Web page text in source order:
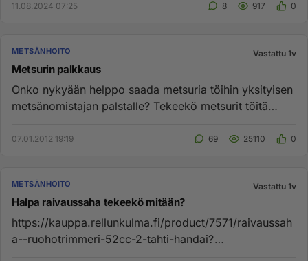
11.08.2024 07:25 8 917 0
METSÄNHOITO Vastattu 1v
Metsurin palkkaus
Onko nykyään helppo saada metsuria töihin yksityisen
metsänomistajan palstalle? Tekeekö metsurit töitä
07.01.2012 19:19 69 25110 0
METSÄNHOITO Vastattu 1v
Halpa raivaussaha tekeekö mitään?
https://kauppa.rellunkulma.fi/product/7571/raivaussah
a--ruohotrimmeri-52cc-2-tahti-handai?